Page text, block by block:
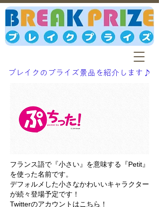
ブレイクのプライズ景品を紹介します♪
フランス語で『小さい』を意味する『Petit』
を使った名前です。
デフォルメした小さなかわいいキャラクター
が続々登場予定です！
Twitterのアカウントはこちら ！